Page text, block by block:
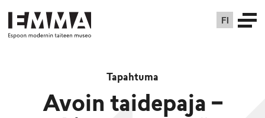
FI
Tapahtuma
Avoin taidepaja −